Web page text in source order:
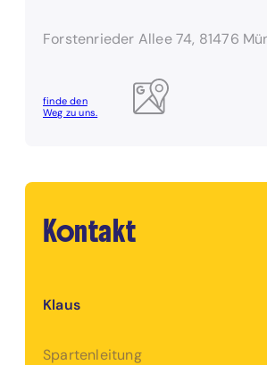
Forstenrieder Allee 74, 81476
finde den
Weg zu uns.
Kontakt
Klaus
Spartenleitung